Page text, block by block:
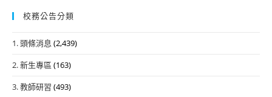
校務公告分類
1. 頭條消息 (2,439)
2. 新生專區 (163)
3. 教師研習 (493)